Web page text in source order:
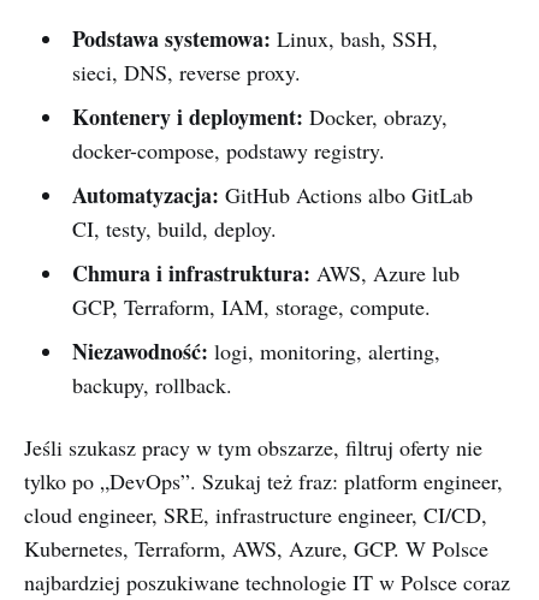
Podstawa systemowa: Linux, bash, SSH,
sieci, DNS, reverse proxy.
Kontenery i deployment: Docker, obrazy,
docker-compose, podstawy registry.
Automatyzacja: GitHub Actions albo GitLab
CI, testy, build, deploy.
Chmura i infrastruktura: AWS, Azure lub
GCP, Terraform, IAM, storage, compute.
Niezawodność: logi, monitoring, alerting,
backupy, rollback.
Jeśli szukasz pracy w tym obszarze, filtruj oferty nie
tylko po „DevOps”. Szukaj też fraz: platform engineer,
cloud engineer, SRE, infrastructure engineer, CI/CD,
Kubernetes, Terraform, AWS, Azure, GCP. W Polsce
najbardziej poszukiwane technologie IT w Polsce coraz